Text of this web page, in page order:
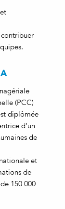
contribuer
(PCC)
diplômée
d’un
de
et
de
150 000